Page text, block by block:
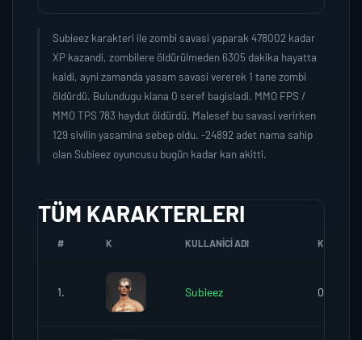
Subieez karakteri ile zombi savasi yaparak 478002 kadar
XP kazandi, zombilere öldürülmeden 6305 dakika hayatta
kaldi, ayni zamanda yasam savasi vererek 1 tane zombi
öldürdü. Bulundugu klana 0 seref bagisladi, MMO FPS /
MMO TPS 783 haydut öldürdü. Malesef bu savasi verirken
129 sivilin yasamina sebep oldu. -24892 adet nama sahip
olan Subieez oyuncusu bugün kadar kan akitti.
TÜM KARAKTERLERI
# K KULLANICI ADI K.SEREFI
1. Subieez 0